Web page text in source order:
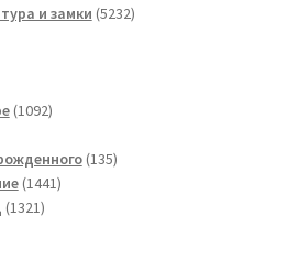
товараи замки 52325232
10921092
135135
14411441
13211321